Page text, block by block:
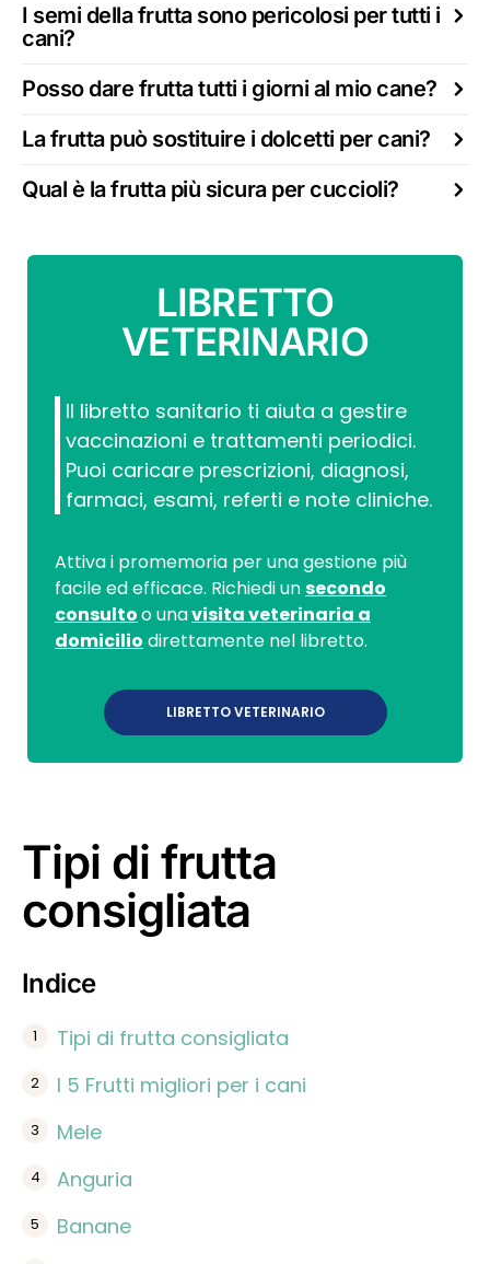
I semi della frutta sono pericolosi per tutti i
cani?
Posso dare frutta tutti i giorni al mio cane?
La frutta può sostituire i dolcetti per cani?
Qual è la frutta più sicura per cuccioli?
LIBRETTO
VETERINARIO
Il libretto sanitario ti aiuta a gestire
vaccinazioni e trattamenti periodici.
Puoi caricare prescrizioni, diagnosi,
farmaci, esami, referti e note cliniche.
Attiva i promemoria per una gestione più
facile ed efficace. Richiedi unsecondo
consultoo unavisita veterinaria a
domicilio direttamente nel libretto.
LIBRETTO VETERINARIO
Tipi di frutta
consigliata
Indice
Tipi di frutta consigliata
I 5 Frutti migliori per i cani
Mele
Anguria
Banane